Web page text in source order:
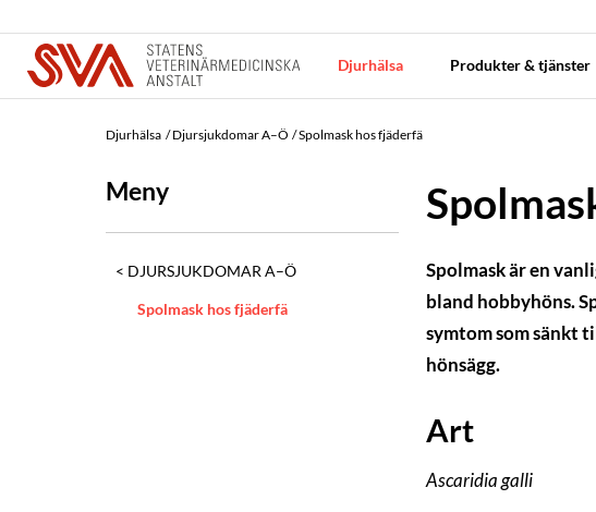
Djurhälsa Produkter & tjänster
Djurhälsa Djursjukdomar A–Ö Spolmask hos fjäderfä
Meny
DJURSJUKDOMAR A–Ö
Spolmask hos fjäderfä
Spolmask är en
bland hobbyhöns.
symtom som sänkt
hönsägg.
Art
Ascaridia galli